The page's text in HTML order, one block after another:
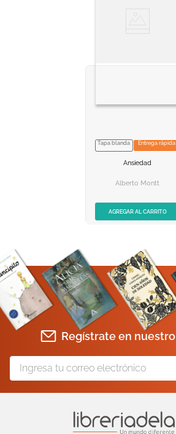
NO DISPONIBLE
Tapa blanda Entrega rápida
Ansiedad
Alberto Montt
AGREGAR AL CARRITO
Regístrate en